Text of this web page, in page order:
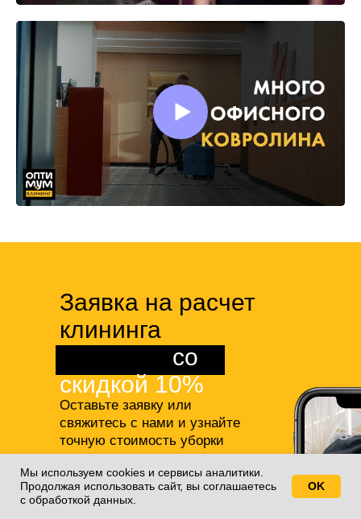
Свяжитесь с нами!
Мы используем cookies и сервисы аналитики.
Продолжая использовать сайт, вы соглашаетесь
с обработкой данных.
OK
Оставьте заявку или
свяжитесь с нами и узнайте
точную стоимость уборки
студии или квартиры,а также
получите 10% скидку на все
наши услуги!
Заявка на расчет
клининга
со
скидкой 10%